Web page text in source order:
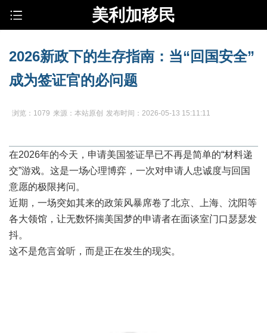
美利加移民
2026新政下的生存指南：当“回国安全”
成为签证官的必问题
浏览：1079 来源：本站原创 发布时间：2026-05-13 15:11:11
在2026年的今天，申请美国签证早已不再是简单的“材料递
交”游戏。这是一场心理博弈，一次对申请人忠诚度与回国
意愿的极限拷问。
近期，一场突如其来的政策风暴席卷了北京、上海、沈阳等
各大领馆，让无数怀揣美国梦的申请者在面谈室门口瑟瑟发
抖。
这不是危言耸听，而是正在发生的现实。